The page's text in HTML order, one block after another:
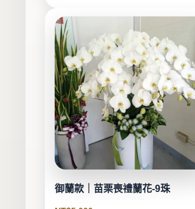
御蘭款｜苗栗喪禮蘭花-9珠